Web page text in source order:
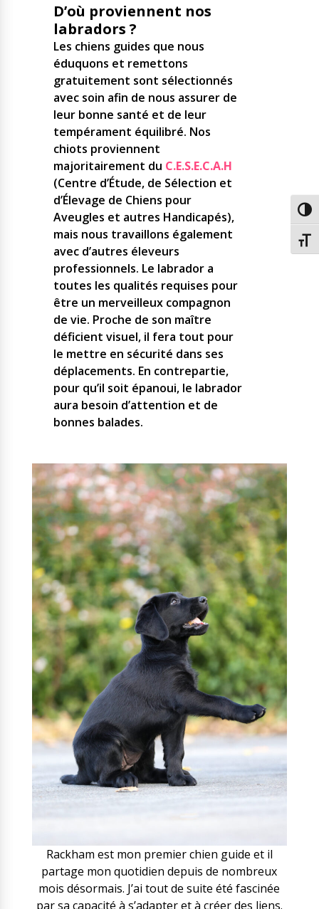
D’où proviennent nos
labradors ?
Les chiens guides que nous
éduquons et remettons
gratuitement sont sélectionnés
avec soin afin de nous assurer de
leur bonne santé et de leur
tempérament équilibré. Nos
chiots proviennent
majoritairement du C.E.S.E.C.A.H
(Centre d’Étude, de Sélection et
d’Élevage de Chiens pour
Aveugles et autres Handicapés),
mais nous travaillons également
avec d’autres éleveurs
professionnels. Le labrador a
toutes les qualités requises pour
être un merveilleux compagnon
de vie. Proche de son maître
déficient visuel, il fera tout pour
le mettre en sécurité dans ses
déplacements. En contrepartie,
pour qu’il soit épanoui, le labrador
aura besoin d’attention et de
bonnes balades.
Rackham est mon premier chien guide et il
partage mon quotidien depuis de nombreux
mois désormais. J’ai tout de suite été fascinée
par sa capacité à s’adapter et à créer des liens.